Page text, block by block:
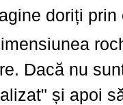
doriți prin
Dacă nu
și apoi